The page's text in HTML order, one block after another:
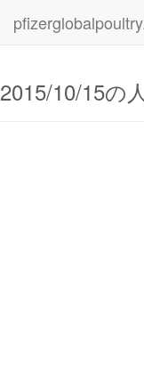
2015/10/15の